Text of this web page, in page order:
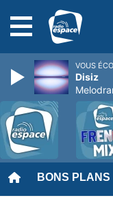
BONS PLANS
VOUS
Disiz